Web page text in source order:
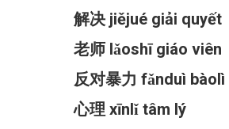
解决 jiějué giải quyết
老师 lǎoshī giáo viên
反对暴力 fǎnduì
心理 xīnlǐ tâm lý